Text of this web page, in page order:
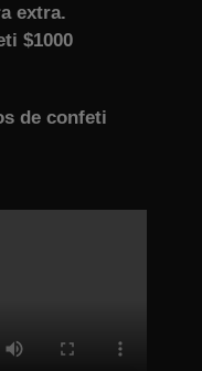
extra.
$1000
de confeti